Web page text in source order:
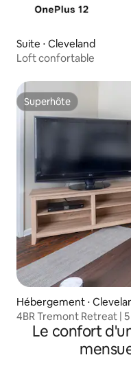
Suite ⋅ Cleveland
Loft confortable
Superhôte
Superhôte
Hébergement ⋅
4BR Tremont Retreat |
Le confort